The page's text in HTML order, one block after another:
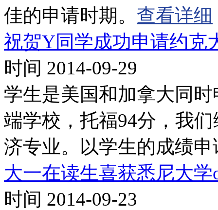
佳的申请时期。 查看详细
祝贺Y同学成功申请约克
时间 2014-09-29
学生是美国和加拿大同
端学校，托福94分，我
济专业。以学生的成绩
大一在读生喜获悉尼大学
时间 2014-09-23